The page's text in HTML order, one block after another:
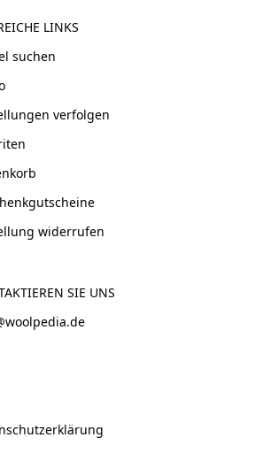
LINKS
suchen
verfolgen
widerrufen
SIE UNS